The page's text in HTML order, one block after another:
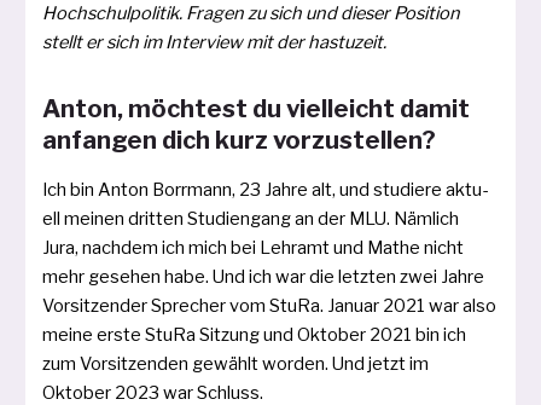
Hochschulpolitik. Fragen zu sich und die­ser Position
stellt er sich im Interview mit der hastuzeit.
Anton, möchtest du vielleicht damit
anfangen dich kurz vorzustellen?
Ich bin Anton Borrmann, 23 Jahre alt, und stu­die­re aktu­
ell mei­nen drit­ten Studiengang an der MLU. Nämlich
Jura, nach­dem ich mich bei Lehramt und Mathe nicht
mehr gese­hen habe. Und ich war die letz­ten zwei Jahre
Vorsitzender Sprecher vom StuRa. Januar 2021 war also
mei­ne ers­te StuRa Sitzung und Oktober 2021 bin ich
zum Vorsitzenden gewählt wor­den. Und jetzt im
Oktober 2023 war Schluss.